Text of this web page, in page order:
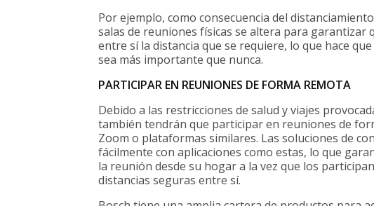
Por ejemplo, como consecuencia del
salas de reuniones físicas se altera para
entre sí la distancia que se requiere, lo que hace
sea más importante que nunca.
PARTICIPAR EN REUNIONES DE FORMA REMOTA
Debido a las restricciones de salud y viajes
también tendrán que participar en reuniones de
Zoom o plataformas similares. Las soluciones de
fácilmente con aplicaciones como estas, lo que
la reunión desde su hogar a la vez que los
distancias seguras entre sí.